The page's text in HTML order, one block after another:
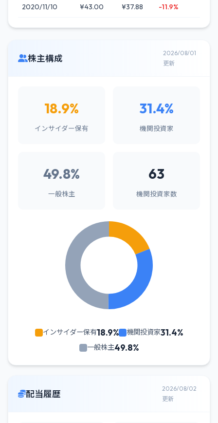
2020/11/10 ¥43.00 ¥37.88 -11.9%
株主構成
2026/08/01
更新
18.9%
インサイダー保有
31.4%
機関投資家
49.8%
一般株主
63
機関投資家数
インサイダー保有18.9% 機関投資家31.4%
一般株主49.8%
配当履歴
2026/08/02
更新